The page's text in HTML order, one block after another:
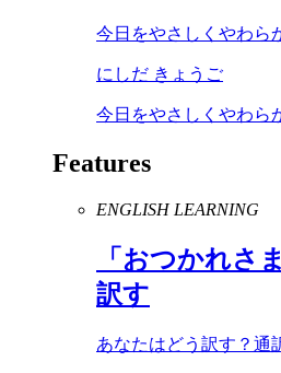
今日をやさしくやわら
にしだ きょうご
今日をやさしくやわ
Features
ENGLISH LEARNING
「おつかれさ
訳す
あなたはどう訳す？通